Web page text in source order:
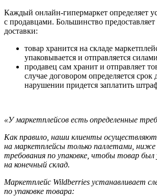
Каждый онлайн-гипермаркет определяет
с продавцами. Большинство
доставки:
товар хранится на складе
упаковывается и отправляется
продавец сам хранит и отправляет
случае договором определяется срок
нарушении придется заплатить
«У маркетплейсов есть определенные
Как правило, наши клиенты осуществляют
на маркетплейсы только паллетами, ниже
требования по упаковке, чтобы товар
на конечный склад.
Маркетплейс Wildberries устанавливает
по упаковке товара: